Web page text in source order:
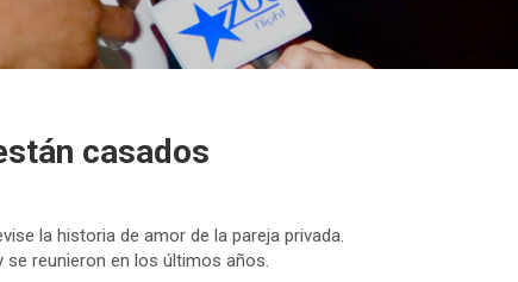
casados
la historia de amor de la pareja privada.
reunieron en los últimos años.